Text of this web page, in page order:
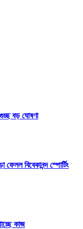
বড় ঘোষণা
বিবেকানন্দ স্পোর্টিং
কাজ